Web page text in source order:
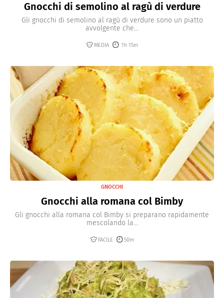
Gnocchi di semolino al ragù di verdure
Gli gnocchi di semolino al ragù di verdure sono un piatto
avvolgente che...
MEDIA 1h 15m
GNOCCHI
Gnocchi alla romana col Bimby
Gli gnocchi alla romana col Bimby si preparano rapidamente
mescolando la...
FACILE 50m